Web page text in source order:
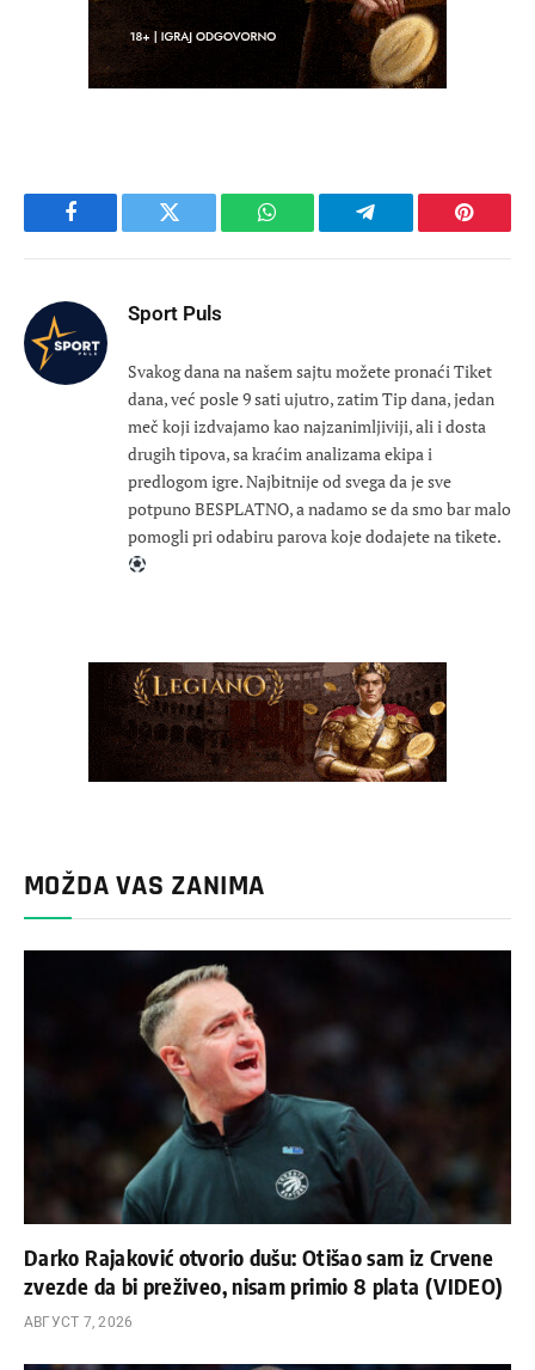
Facebook Twitter WhatsApp Telegram
Sport Puls
Svakog dana na našem sajtu možete pronaći Tiket
dana, već posle 9 sati ujutro, zatim Tip dana, jedan
meč koji izdvajamo kao najzanimljiviji, ali i dosta
drugih tipova, sa kraćim analizama ekipa i
predlogom igre. Najbitnije od svega da je sve
potpuno BESPLATNO, a nadamo se da smo bar malo
pomogli pri odabiru parova koje dodajete na tikete.
MOŽDA VAS ZANIMA
Darko Rajaković otvorio dušu: Otišao sam iz Crvene
zvezde da bi preživeo, nisam primio 8 plata (VIDEO)
АВГУСТ 7, 2026